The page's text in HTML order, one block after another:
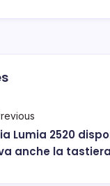
Lumia 2520
anche la